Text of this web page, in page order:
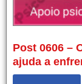
Post 0606 –
ajuda a